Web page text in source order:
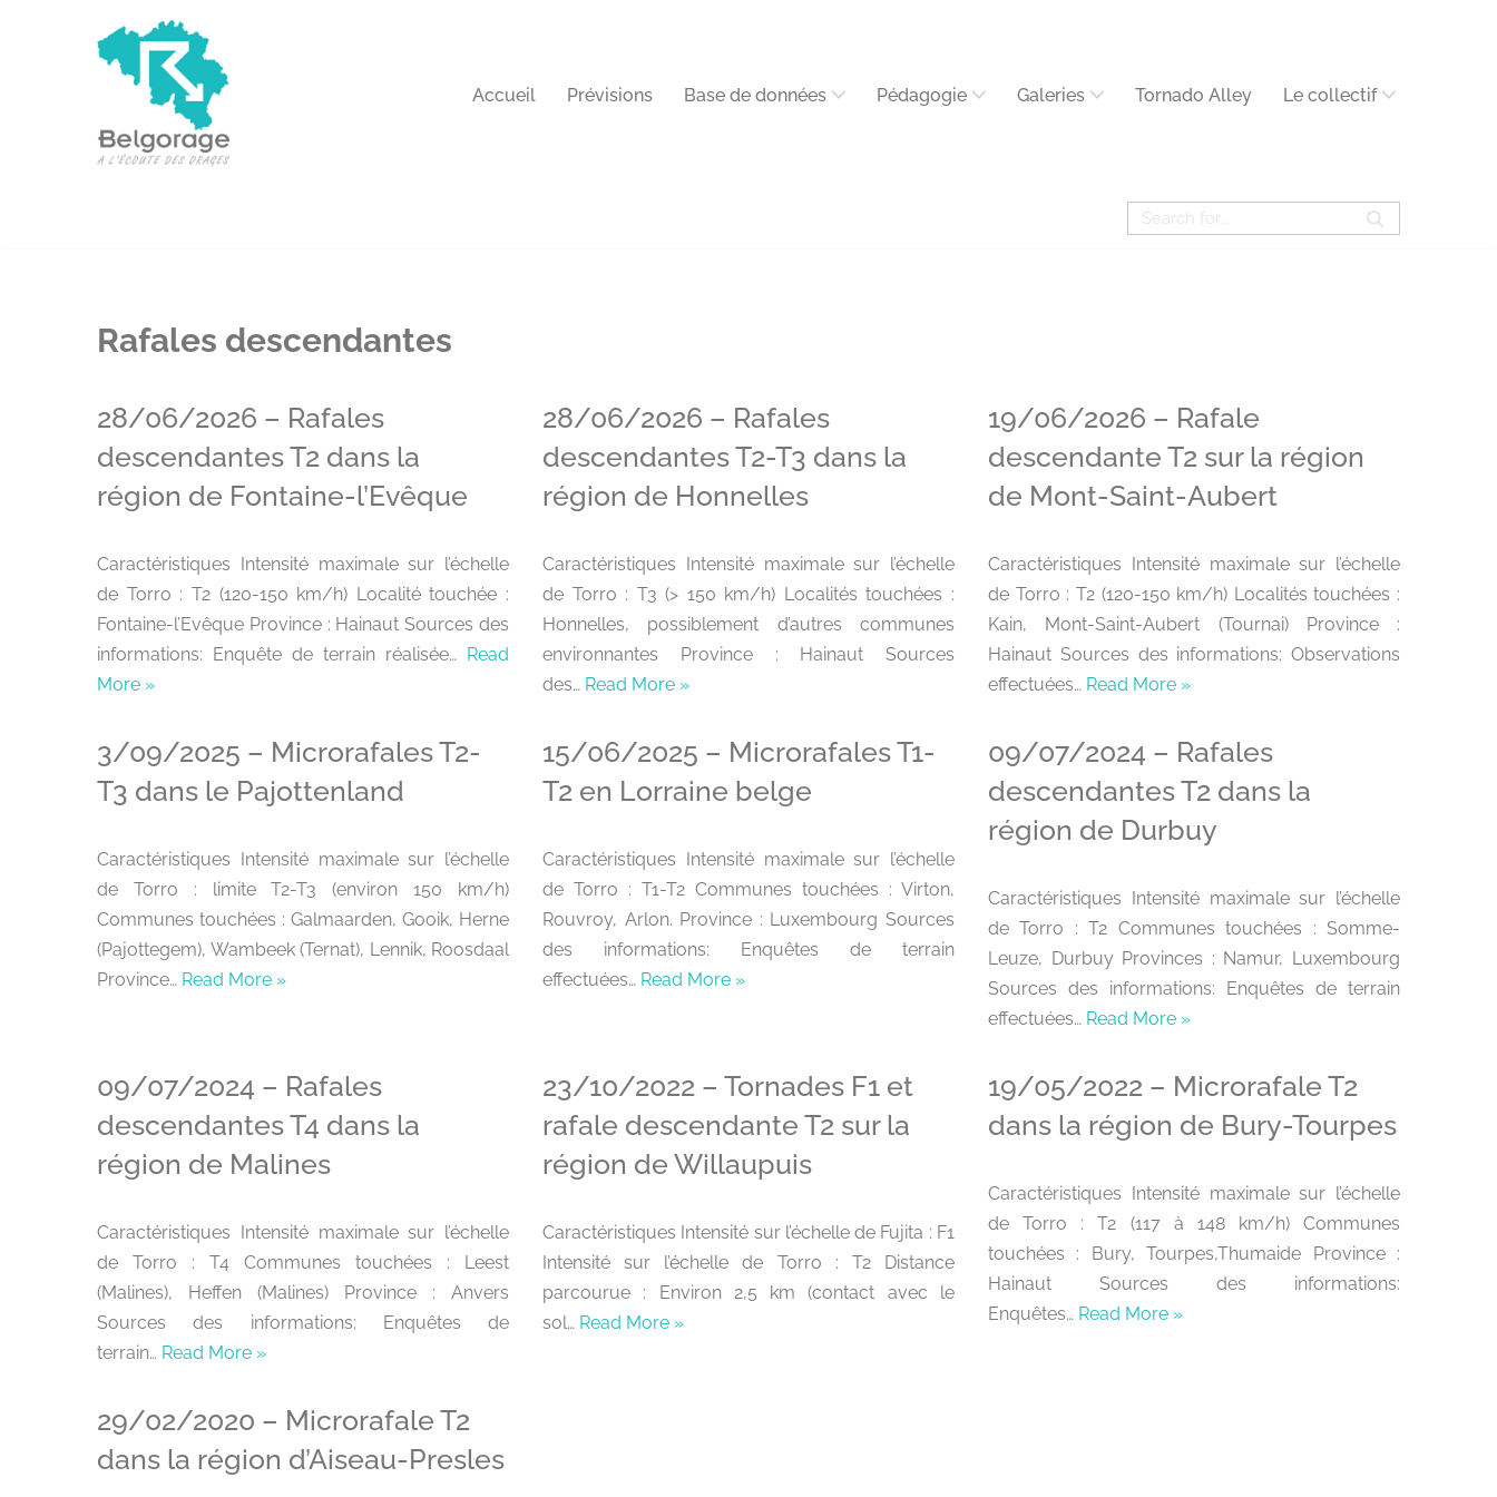
Accueil Prévisions Base de données Pédagogie Galeries Tornado Alley Le collectif
Rafales descendantes
28/06/2026 – Rafales
descendantes T2 dans la
région de Fontaine-l’Evêque
Caractéristiques Intensité maximale sur l’échelle
de Torro : T2 (120-150 km/h) Localité touchée :
Fontaine-l’Evêque Province : Hainaut Sources des
informations: Enquête de terrain réalisée… Read
More »
28/06/2026 – Rafales
descendantes T2-T3 dans la
région de Honnelles
Caractéristiques Intensité maximale sur l’échelle
de Torro : T3 (> 150 km/h) Localités touchées :
Honnelles, possiblement d’autres communes
environnantes Province : Hainaut Sources
des… Read More »
19/06/2026 – Rafale
descendante T2 sur la région
de Mont-Saint-Aubert
Caractéristiques Intensité maximale sur l’échelle
de Torro : T2 (120-150 km/h) Localités touchées :
Kain, Mont-Saint-Aubert (Tournai) Province :
Hainaut Sources des informations: Observations
effectuées… Read More »
3/09/2025 – Microrafales T2-
T3 dans le Pajottenland
Caractéristiques Intensité maximale sur l’échelle
de Torro : limite T2-T3 (environ 150 km/h)
Communes touchées : Galmaarden, Gooik, Herne
(Pajottegem), Wambeek (Ternat), Lennik, Roosdaal
Province… Read More »
15/06/2025 – Microrafales T1-
T2 en Lorraine belge
Caractéristiques Intensité maximale sur l’échelle
de Torro : T1-T2 Communes touchées : Virton,
Rouvroy, Arlon. Province : Luxembourg Sources
des informations: Enquêtes de terrain
effectuées… Read More »
09/07/2024 – Rafales
descendantes T2 dans la
région de Durbuy
Caractéristiques Intensité maximale sur l’échelle
de Torro : T2 Communes touchées : Somme-
Leuze, Durbuy Provinces : Namur, Luxembourg
Sources des informations: Enquêtes de terrain
effectuées… Read More »
09/07/2024 – Rafales
descendantes T4 dans la
région de Malines
Caractéristiques Intensité maximale sur l’échelle
de Torro : T4 Communes touchées : Leest
(Malines), Heffen (Malines) Province : Anvers
Sources des informations: Enquêtes de
terrain… Read More »
23/10/2022 – Tornades F1 et
rafale descendante T2 sur la
région de Willaupuis
Caractéristiques Intensité sur l’échelle de Fujita : F1
Intensité sur l’échelle de Torro : T2 Distance
parcourue : Environ 2,5 km (contact avec le
sol… Read More »
19/05/2022 – Microrafale T2
dans la région de Bury-Tourpes
Caractéristiques Intensité maximale sur l’échelle
de Torro : T2 (117 à 148 km/h) Communes
touchées : Bury, Tourpes,Thumaide Province :
Hainaut Sources des informations:
Enquêtes… Read More »
29/02/2020 – Microrafale T2
dans la région d’Aiseau-Presles